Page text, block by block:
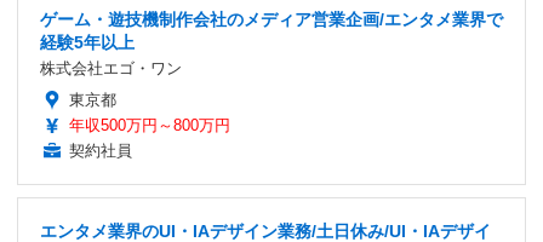
ゲーム・遊技機制作会社のメディア営業企画/エンタメ業界で
経験5年以上
株式会社エゴ・ワン
東京都
年収500万円～800万円
契約社員
エンタメ業界のUI・IAデザイン業務/土日休み/UI・IAデザイ